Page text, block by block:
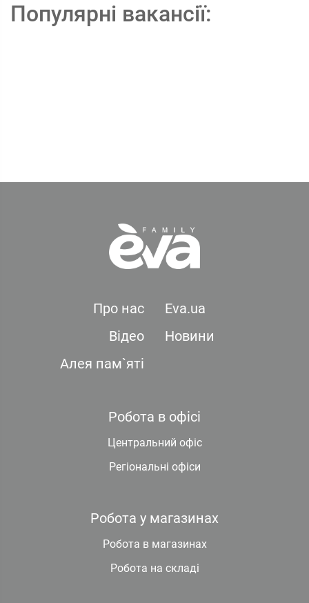
Популярні вакансії:
Про нас
Eva.ua
Відео
Новини
Алея пам`яті
Робота в офісі
Центральний офіс
Регіональні офіси
Робота у магазинах
Робота в магазинах
Робота на складі